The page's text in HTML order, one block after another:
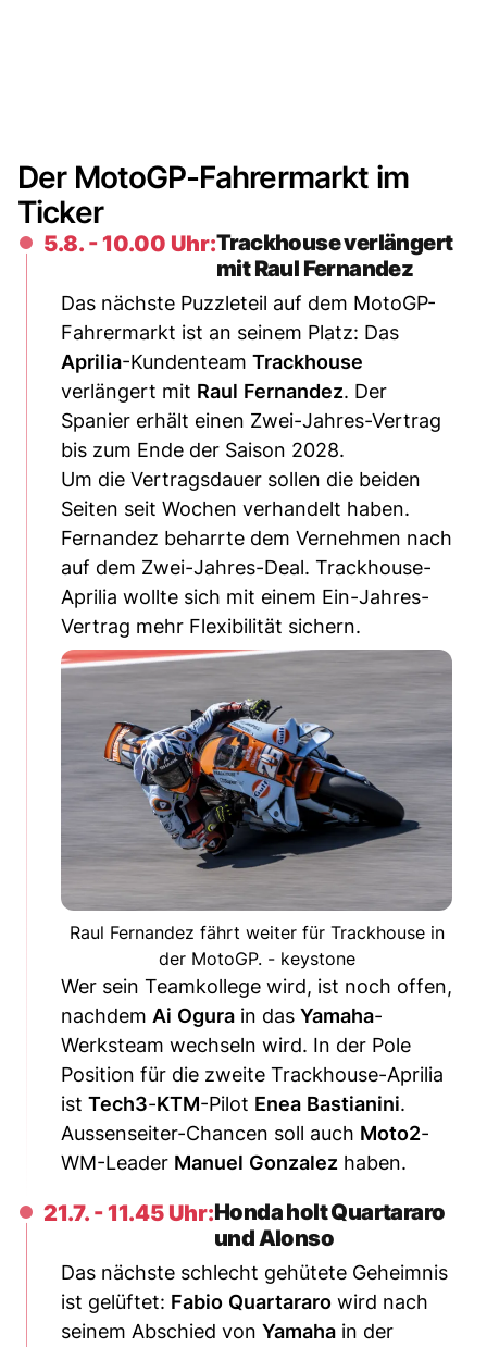
Der MotoGP-Fahrermarkt im
Ticker
5.8. - 10.00 Uhr:Trackhouse verlängert
mit Raul Fernandez
Das nächste Puzzleteil auf dem MotoGP-
Fahrermarkt ist an seinem Platz: Das
Aprilia-Kundenteam Trackhouse
verlängert mit Raul Fernandez. Der
Spanier erhält einen Zwei-Jahres-Vertrag
bis zum Ende der Saison 2028.
Um die Vertragsdauer sollen die beiden
Seiten seit Wochen verhandelt haben.
Fernandez beharrte dem Vernehmen nach
auf dem Zwei-Jahres-Deal. Trackhouse-
Aprilia wollte sich mit einem Ein-Jahres-
Vertrag mehr Flexibilität sichern.
Raul Fernandez fährt weiter für Trackhouse in
der MotoGP. - keystone
Wer sein Teamkollege wird, ist noch offen,
nachdem Ai Ogura in das Yamaha-
Werksteam wechseln wird. In der Pole
Position für die zweite Trackhouse-Aprilia
ist Tech3-KTM-Pilot Enea Bastianini.
Aussenseiter-Chancen soll auch Moto2-
WM-Leader Manuel Gonzalez haben.
21.7. - 11.45 Uhr:Honda holt Quartararo
und Alonso
Das nächste schlecht gehütete Geheimnis
ist gelüftet: Fabio Quartararo wird nach
seinem Abschied von Yamaha in der